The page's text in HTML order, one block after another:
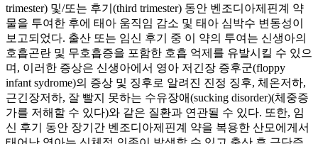
trimester) 및/또는 후기(third trimester) 동안 벤조디아제핀계 약
물을 투여한 후에 태아 움직임 감소 및 태아 심박수 변동성이
보고되었다. 출산 또는 임신 후기 중 이 약의 투여는 신생아의
호흡곤란 및 무호흡증을 포함한 호흡 억제를 유발시킬 수 있으
며, 이러한 증상은 신생아에서 영아 저긴장 증후군(floppy
infant sydrome)의 증상 및 징후로 알려진 진정 징후, 체온저하,
근긴장저하, 잘 빨지 못하는 수유장애(sucking disorder)(체중증
가를 저해할 수 있다)와 같은 질환과 연관될 수 있다. 또한, 임
신 후기 동안 장기간 벤조디아제핀계 약을 복용한 산모에게서